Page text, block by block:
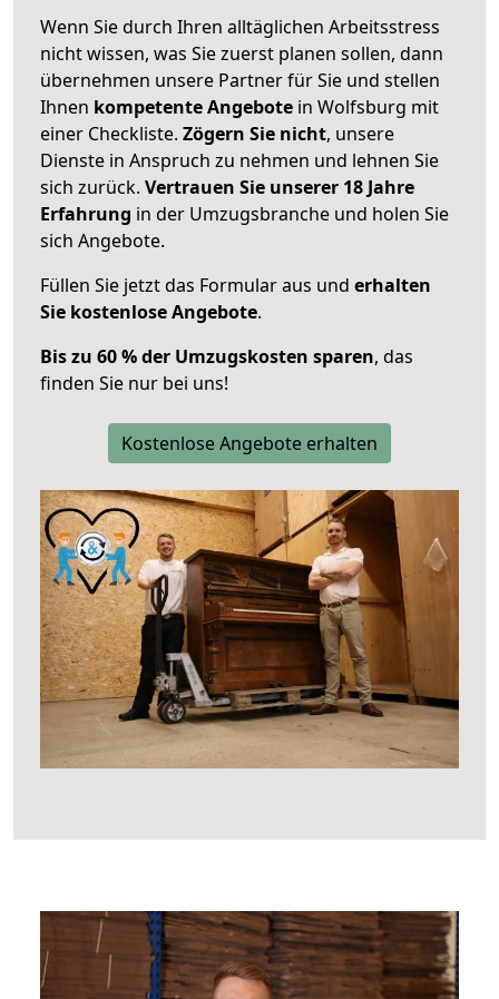
Wenn Sie durch Ihren alltäglichen Arbeitsstress
nicht wissen, was Sie zuerst planen sollen, dann
übernehmen unsere Partner für Sie und stellen
Ihnen kompetente Angebote in Wolfsburg mit
einer Checkliste. Zögern Sie nicht, unsere
Dienste in Anspruch zu nehmen und lehnen Sie
sich zurück. Vertrauen Sie unserer 18 Jahre
Erfahrung in der Umzugsbranche und holen Sie
sich Angebote.
Füllen Sie jetzt das Formular aus und erhalten
Sie kostenlose Angebote.
Bis zu 60 % der Umzugskosten sparen, das
finden Sie nur bei uns!
Kostenlose Angebote erhalten